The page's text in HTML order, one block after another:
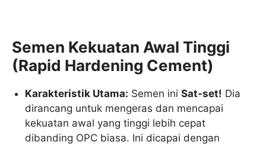
Semen Kekuatan Awal Tinggi
(Rapid Hardening Cement)
Karakteristik Utama: Semen iniSat-set! Dia
dirancang untuk mengeras dan mencapai
kekuatan awal yang tinggi lebih cepat
dibanding OPC biasa. Ini dicapai dengan